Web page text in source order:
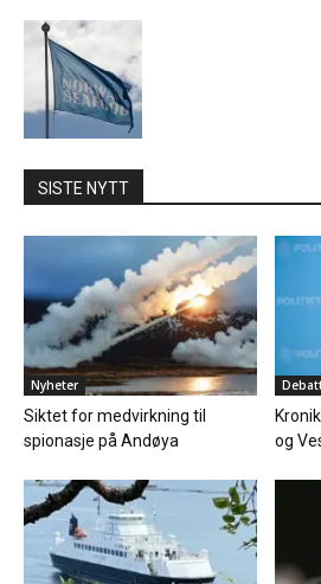
SISTE NYTT
Nyheter
Siktet for medvirkning til
spionasje på Andøya
og